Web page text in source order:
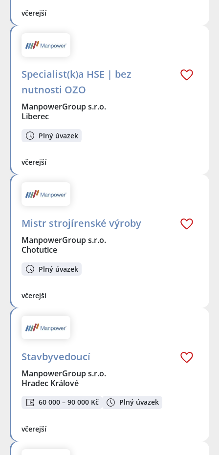
včerejší
Specialist(k)a HSE | bez
nutnosti OZO
ManpowerGroup s.r.o.
Liberec
Plný úvazek
včerejší
Mistr strojírenské výroby
ManpowerGroup s.r.o.
Chotutice
Plný úvazek
včerejší
Stavbyvedoucí
ManpowerGroup s.r.o.
Hradec Králové
60 000 – 90 000 Kč Plný úvazek
včerejší